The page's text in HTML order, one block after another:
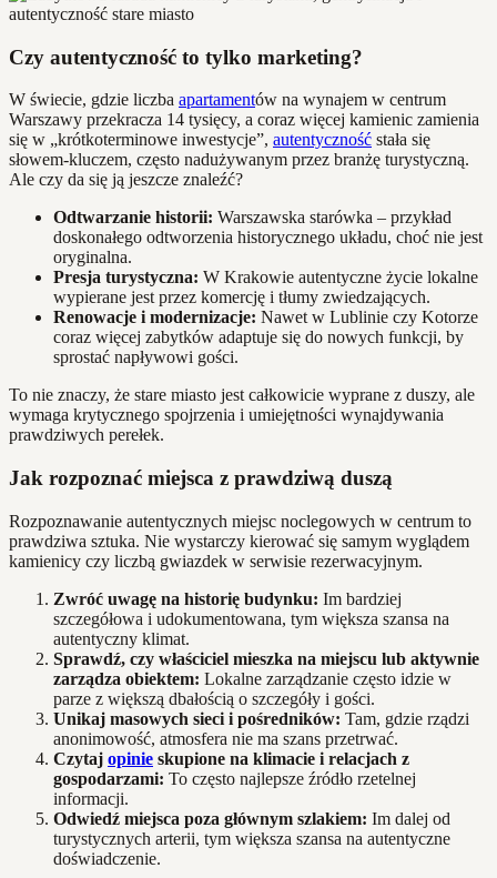
Czy autentyczność to tylko marketing?
W świecie, gdzie liczba apartamentów na wynajem w centrum
Warszawy przekracza 14 tysięcy, a coraz więcej kamienic zamienia
się w „krótkoterminowe inwestycje”, autentyczność stała się
słowem-kluczem, często nadużywanym przez branżę turystyczną.
Ale czy da się ją jeszcze znaleźć?
Odtwarzanie historii: Warszawska starówka – przykład
doskonałego odtworzenia historycznego układu, choć nie jest
oryginalna.
Presja turystyczna: W Krakowie autentyczne życie lokalne
wypierane jest przez komercję i tłumy zwiedzających.
Renowacje i modernizacje: Nawet w Lublinie czy Kotorze
coraz więcej zabytków adaptuje się do nowych funkcji, by
sprostać napływowi gości.
To nie znaczy, że stare miasto jest całkowicie wyprane z duszy, ale
wymaga krytycznego spojrzenia i umiejętności wynajdywania
prawdziwych perełek.
Jak rozpoznać miejsca z prawdziwą duszą
Rozpoznawanie autentycznych miejsc noclegowych w centrum to
prawdziwa sztuka. Nie wystarczy kierować się samym wyglądem
kamienicy czy liczbą gwiazdek w serwisie rezerwacyjnym.
Zwróć uwagę na historię budynku: Im bardziej
szczegółowa i udokumentowana, tym większa szansa na
autentyczny klimat.
Sprawdź, czy właściciel mieszka na miejscu lub aktywnie
zarządza obiektem: Lokalne zarządzanie często idzie w
parze z większą dbałością o szczegóły i gości.
Unikaj masowych sieci i pośredników: Tam, gdzie rządzi
anonimowość, atmosfera nie ma szans przetrwać.
Czytaj opinie skupione na klimacie i relacjach z
gospodarzami: To często najlepsze źródło rzetelnej
informacji.
Odwiedź miejsca poza głównym szlakiem: Im dalej od
turystycznych arterii, tym większa szansa na autentyczne
doświadczenie.